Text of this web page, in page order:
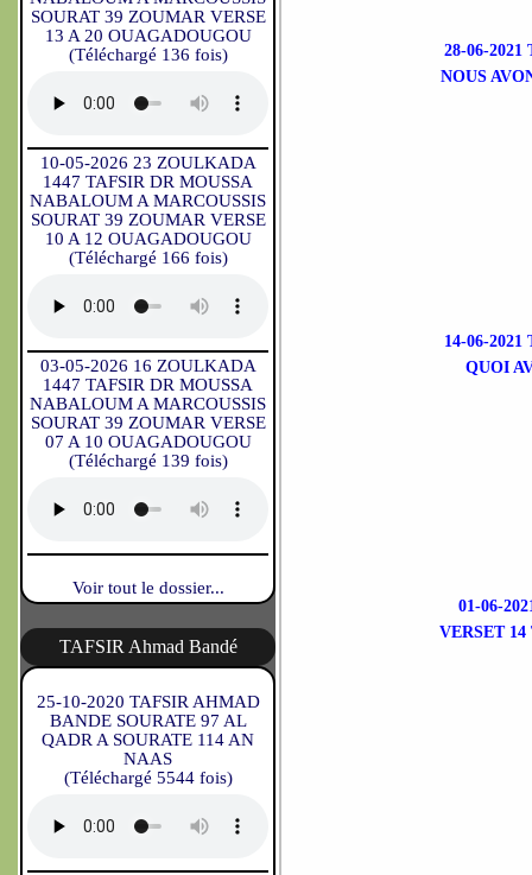
SOURAT 39 ZOUMAR VERSE
13 A 20 OUAGADOUGOU
(Téléchargé 136 fois)
10-05-2026 23 ZOULKADA
1447 TAFSIR DR MOUSSA
NABALOUM A MARCOUSSIS
SOURAT 39 ZOUMAR VERSE
10 A 12 OUAGADOUGOU
(Téléchargé 166 fois)
03-05-2026 16 ZOULKADA
1447 TAFSIR DR MOUSSA
NABALOUM A MARCOUSSIS
SOURAT 39 ZOUMAR VERSE
07 A 10 OUAGADOUGOU
(Téléchargé 139 fois)
Voir tout le dossier...
TAFSIR Ahmad Bandé
25-10-2020 TAFSIR AHMAD
BANDE SOURATE 97 AL
QADR A SOURATE 114 AN
NAAS
(Téléchargé 5544 fois)
28-06-
NOUS
14-06-
QUOI
01-06-
VERSET